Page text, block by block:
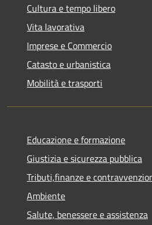
Cultura e tempo libero
Vita lavorativa
Imprese e Commercio
Catasto e urbanistica
Mobilità e trasporti
Educazione e formazione
Giustizia e sicurezza pubblica
Tributi,finanze e
Ambiente
Salute, benessere e assistenza